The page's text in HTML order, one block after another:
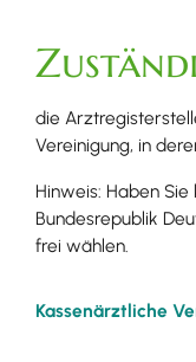
die
Vereinigung, in
Hinweis: Haben
Bundesrepublik
frei wählen.
Kassenärztliche